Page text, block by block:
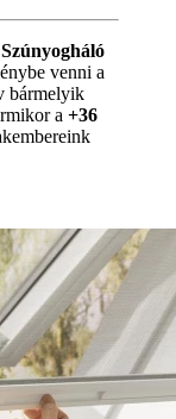
Szúnyogháló
venni a
bármelyik
a +36